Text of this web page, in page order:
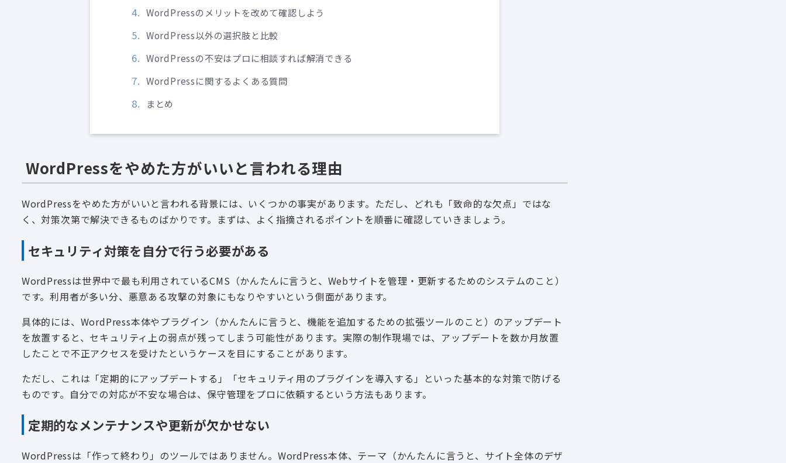
WordPressのメリットを改めて確認しよう
WordPress以外の選択肢と比較
WordPressの不安はプロに相談すれば解消できる
WordPressに関するよくある質問
まとめ
WordPressをやめた方がいいと言われる理由
WordPressをやめた方がいいと言われる背景には、いくつかの事実があります。ただし、どれも「致命的な欠点」ではな
く、対策次第で解決できるものばかりです。まずは、よく指摘されるポイントを順番に確認していきましょう。
セキュリティ対策を自分で行う必要がある
WordPressは世界中で最も利用されているCMS（かんたんに言うと、Webサイトを管理・更新するためのシステムのこと）
です。利用者が多い分、悪意ある攻撃の対象にもなりやすいという側面があります。
具体的には、WordPress本体やプラグイン（かんたんに言うと、機能を追加するための拡張ツールのこと）のアップデート
を放置すると、セキュリティ上の弱点が残ってしまう可能性があります。実際の制作現場では、アップデートを数か月放置
したことで不正アクセスを受けたというケースを目にすることがあります。
ただし、これは「定期的にアップデートする」「セキュリティ用のプラグインを導入する」といった基本的な対策で防げる
ものです。自分での対応が不安な場合は、保守管理をプロに依頼するという方法もあります。
定期的なメンテナンスや更新が欠かせない
WordPressは「作って終わり」のツールではありません。WordPress本体、テーマ（かんたんに言うと、サイト全体のデザ